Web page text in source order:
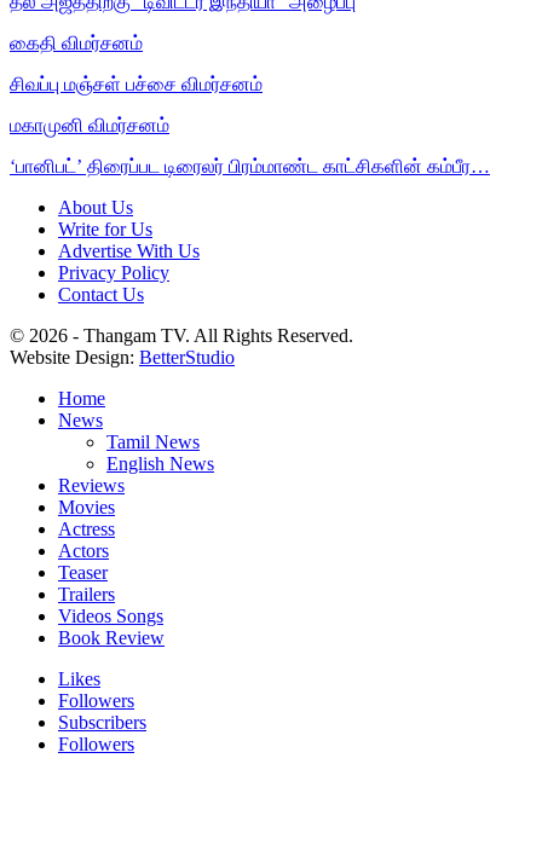
கைதி விமர்சனம்
சிவப்பு மஞ்சள் பச்சை விமர்சனம்
மகாமுனி விமர்சனம்
‘பானிபட்’ திரைப்பட டிரைலர் பிரம்மாண்ட காட்சிகளின் கம்பீர…
About Us
Write for Us
Advertise With Us
Privacy Policy
Contact Us
© 2026 - Thangam TV. All Rights Reserved.
Website Design: BetterStudio
Home
News
Tamil News
English News
Reviews
Movies
Actress
Actors
Teaser
Trailers
Videos Songs
Book Review
Likes
Followers
Subscribers
Followers